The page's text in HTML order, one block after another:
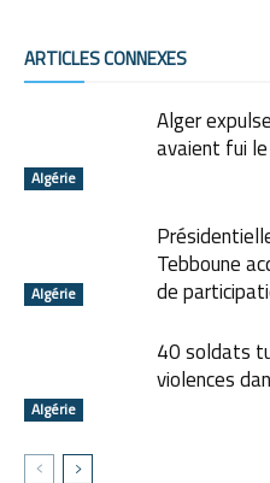
ARTICLES CONNEXES
Algérie
Alger
avaient fui
Algérie
Tebboune
de
Algérie
40 soldats
violences